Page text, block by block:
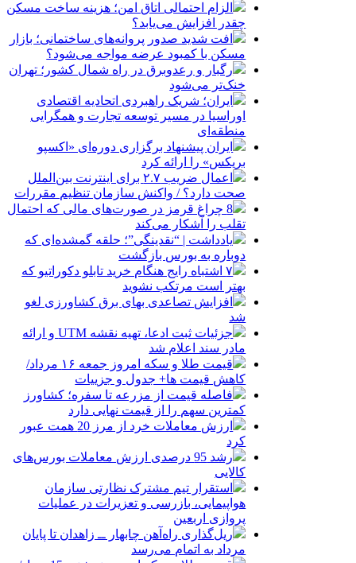
الزام احتمالی اتاق امن؛ هزینه ساخت مسکن
چقدر افزایش می‌یابد؟
افت شدید صدور پروانه‌های ساختمانی؛ بازار
مسکن با کمبود عرضه مواجه می‌شود؟
رگبار و رعدوبرق در راه شمال کشور؛ تهران
خنک‌تر می‌شود
ایران؛ شریک راهبردی اتحادیه اقتصادی
اوراسیا در مسیر توسعه تجارت و همگرایی
منطقه‌ای
ایران پیشنهاد برگزاری دوره‌ای «اکسپو
بریکس» را ارائه کرد
اعمال ضریب ۲.۷ برای اینترنت بین‌الملل
صحت دارد؟ / واکنش سازمان تنظیم مقررات
8 چراغ قرمز در صورت‌های مالی که احتمال
تقلب را آشکار می‌کند
یادداشت | “نقدینگی”؛ حلقه گمشده‌ای که
دوباره به بورس بازگشت
۷ اشتباه رایج هنگام خرید تابلو دکوراتیو که
بهتر است مرتکب نشوید
افزایش تصاعدی بهای برق کشاورزی لغو
شد
جزئیات ثبت ادعا، تهیه نقشه UTM و ارائه
مادر سند اعلام شد
قیمت طلا و سکه امروز جمعه ۱۶ مرداد/
کاهش قیمت ها+ جدول و جزییات
فاصله قیمت از مزرعه تا سفره؛ کشاورز
کمترین سهم را از قیمت نهایی دارد
ارزش معاملات خرد از مرز 20 همت عبور
کرد
رشد 95 درصدی ارزش معاملات بورس‌های
کالایی
استقرار تیم مشترک نظارتی سازمان
هواپیمایی، بازرسی و تعزیرات در عملیات
پروازی اربعین
ریل‌گذاری راه‌آهن چابهار ــ زاهدان تا پایان
مرداد به اتمام می‌رسد